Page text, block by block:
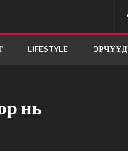
LIFESTYLE ЭРЧҮҮД
нь